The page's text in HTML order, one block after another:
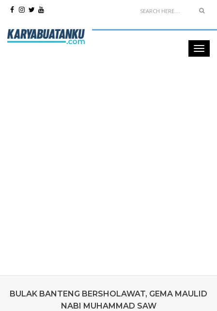
BULAK BANTENG BERSHOLAWAT, GEMA MAULID
NABI MUHAMMAD SAW